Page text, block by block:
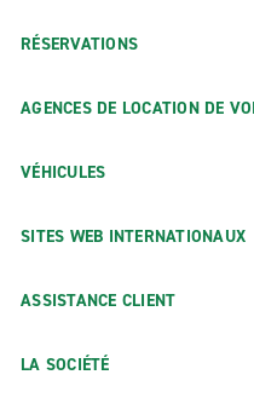
RÉSERVATIONS
AGENCES DE LOCATION DE
VÉHICULES
SITES WEB INTERNATIONAUX
ASSISTANCE CLIENT
LA SOCIÉTÉ